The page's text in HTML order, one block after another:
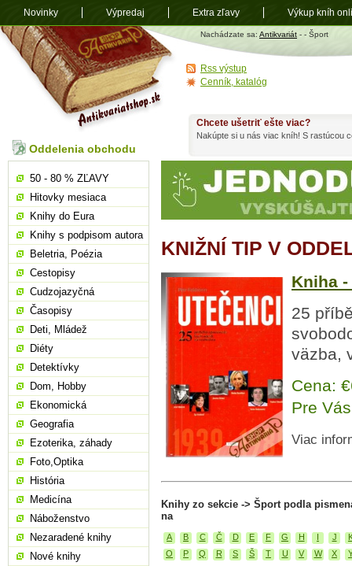
Antikvariát
shop.sk
Nachádzate sa: Antikvariát - - Šport
KNIŽNÍ TIP V
Kniha
25
väzba,
Cena:
Pre
Viac
Knihy zo sekcie -> Šport podla
na
A B C Č D E F G H I J
O
P Q R S Š T U V W X
Chcete ušetriť ešte viac?
Nakúpte si u nás viac kníh! S rastúcou
Oddelenia obchodu
50 - 80 % ZĽAVY
Hitovky mesiaca
Knihy do Eura
Knihy s podpisom autora
Beletria, Poézia
Cestopisy
Cudzojazyčná
Časopisy
Deti, Mládež
Diéty
Detektívky
Dom, Hobby
Ekonomická
Geografia
Ezoterika, záhady
Foto,Optika
História
Medicína
Náboženstvo
Nezaradené knihy
Nové knihy
Rss výstup
Cenník, katalóg
Novinky Výpredaj Extra zľavy Výkup kníh